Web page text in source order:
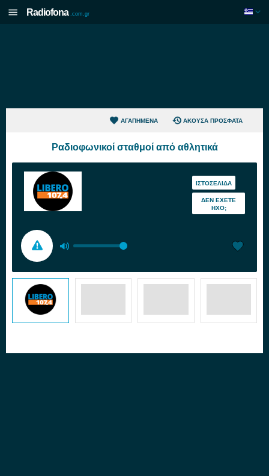
Radiofona .com.gr
ΑΓΑΠΗΜΈΝΑ ΆΚΟΥΣΑ ΠΡΌΣΦΑΤΑ
Ραδιοφωνικοί σταθμοί από αθλητικά
ΙΣΤΟΣΕΛΊΔΑ
ΔΕΝ ΈΧΕΤΕ
ΉΧΟ;